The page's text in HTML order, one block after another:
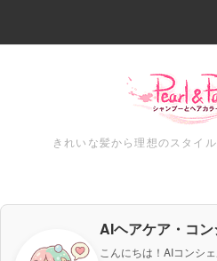
きれいな髪から理想のスタイ
AIヘアケア・コ
こんにちは！AIコンシ